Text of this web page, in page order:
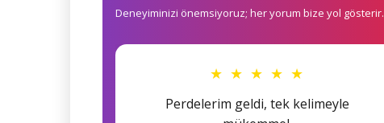
Deneyiminizi önemsiyoruz; her yorum bize yol gösterir.
★ ★ ★ ★ ★
Perdelerim geldi, tek kelimeyle